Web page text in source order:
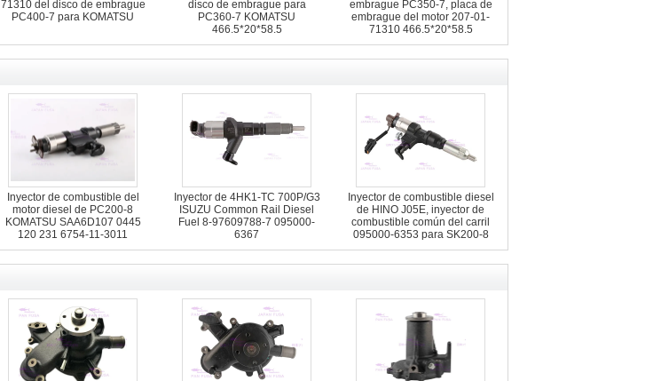
71310 del disco de embrague
PC400-7 para KOMATSU
disco de embrague para
PC360-7 KOMATSU
466.5*20*58.5
embrague PC350-7, placa de
embrague del motor 207-01-
71310 466.5*20*58.5
Inyector de combustible del
motor diesel de PC200-8
KOMATSU SAA6D107 0445
120 231 6754-11-3011
Inyector de 4HK1-TC 700P/G3
ISUZU Common Rail Diesel
Fuel 8-97609788-7 095000-
6367
Inyector de combustible diesel
de HINO J05E, inyector de
combustible común del carril
095000-6353 para SK200-8